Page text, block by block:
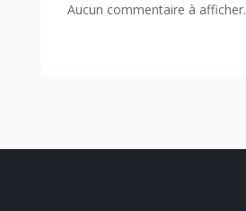
Aucun commentaire à afficher.